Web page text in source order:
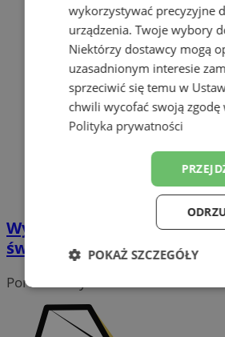
Wyjątkowe spotkanie z
świąteczna magia w
Portal należy do sieci
wykorzystywać precyzyjne
urządzenia. Twoje wybory
Niektórzy dostawcy mogą
uzasadnionym interesie
sprzeciwić się temu w
chwili wycofać swoją zgodę
Polityka prywatności
POKAŻ SZCZEGÓŁY
Niezbędne